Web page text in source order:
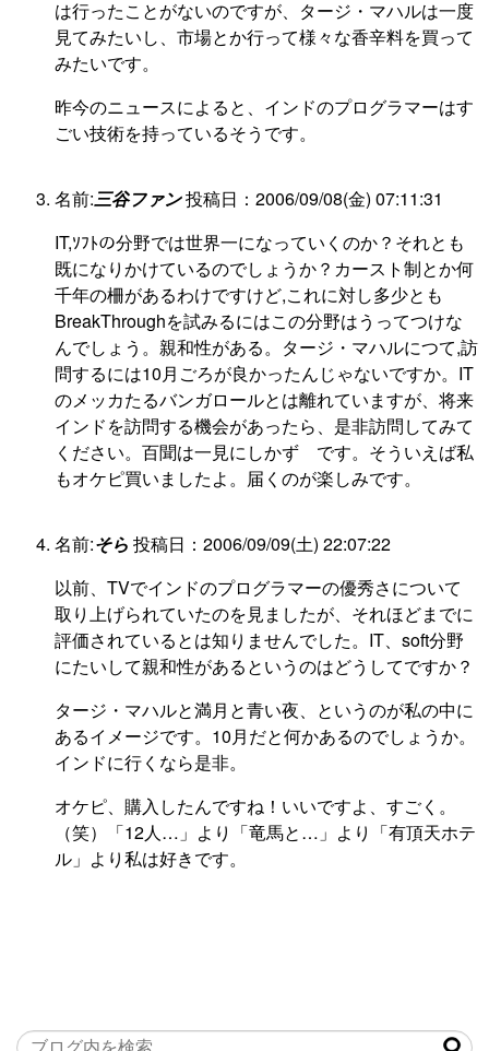
は行ったことがないのですが、タージ・マハルは一度
見てみたいし、市場とか行って様々な香辛料を買って
みたいです。
昨今のニュースによると、インドのプログラマーはす
ごい技術を持っているそうです。
名前:三谷ファン投稿日：2006/09/08(金) 07:11:31
IT,ｿﾌﾄの分野では世界一になっていくのか？それとも
既になりかけているのでしょうか？カースト制とか何
千年の柵があるわけですけど,これに対し多少とも
BreakThroughを試みるにはこの分野はうってつけな
んでしょう。親和性がある。タージ・マハルにつて,訪
問するには10月ごろが良かったんじゃないですか。IT
のメッカたるバンガロールとは離れていますが、将来
インドを訪問する機会があったら、是非訪問してみて
ください。百聞は一見にしかず です。そういえば私
もオケピ買いましたよ。届くのが楽しみです。
名前:そら 投稿日：2006/09/09(土) 22:07:22
以前、TVでインドのプログラマーの優秀さについて
取り上げられていたのを見ましたが、それほどまでに
評価されているとは知りませんでした。IT、soft分野
にたいして親和性があるというのはどうしてですか？
タージ・マハルと満月と青い夜、というのが私の中に
あるイメージです。10月だと何かあるのでしょうか。
インドに行くなら是非。
オケピ、購入したんですね！いいですよ、すごく。
（笑）「12人…」より「竜馬と…」より「有頂天ホテ
ル」より私は好きです。